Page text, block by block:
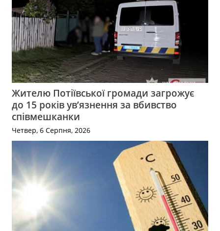
Жителю Потіївської громади загрожує
до 15 років ув’язнення за вбивство
співмешканки
Четвер, 6 Серпня, 2026